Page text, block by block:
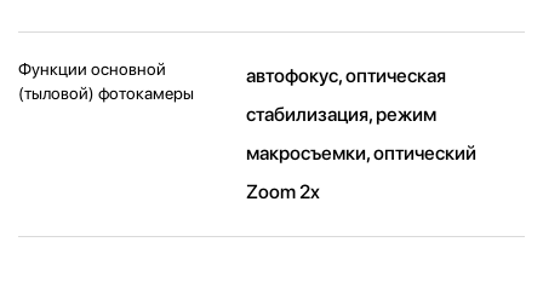
Функции основной
(тыловой) фотокамеры
автофокус, оптическая
стабилизация, режим
макросъемки, оптический
Zoom 2x